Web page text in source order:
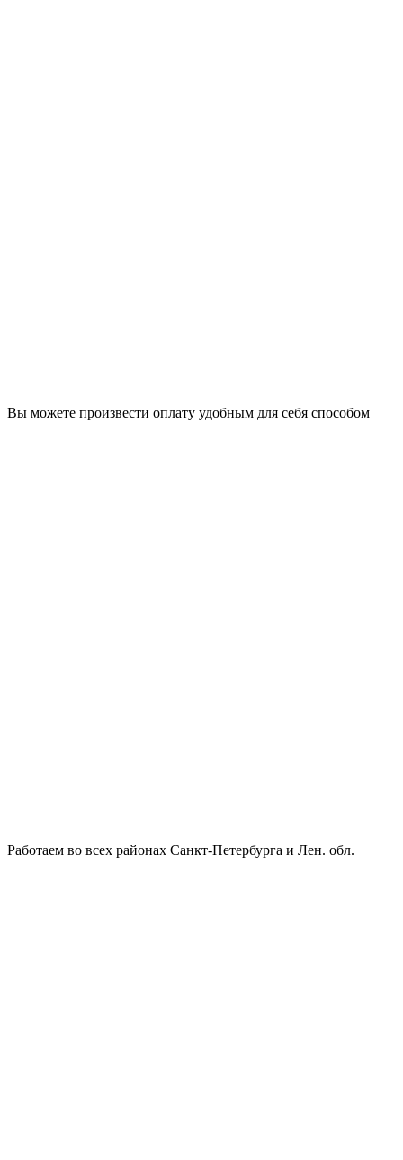
Вы можете произвести оплату удобным для себя способом
Работаем во всех районах Санкт-Петербурга и Лен. обл.